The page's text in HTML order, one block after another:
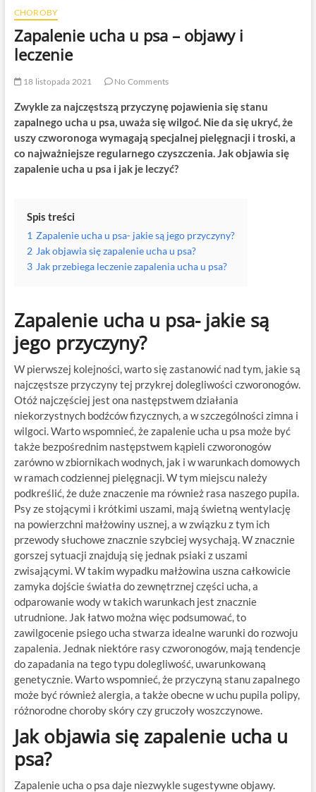
CHOROBY
Zapalenie ucha u psa – objawy i
leczenie
18 listopada 2021 No Comments
Zwykle za najczęstszą przyczynę pojawienia się stanu
zapalnego ucha u psa, uważa się wilgoć. Nie da się ukryć, że
uszy czworonoga wymagają specjalnej pielęgnacji i troski, a
co najważniejsze regularnego czyszczenia. Jak objawia się
zapalenie ucha u psa i jak je leczyć?
Spis treści
1 Zapalenie ucha u psa- jakie są jego przyczyny?
2 Jak objawia się zapalenie ucha u psa?
3 Jak przebiega leczenie zapalenia ucha u psa?
Zapalenie ucha u psa- jakie są
jego przyczyny?
W pierwszej kolejności, warto się zastanowić nad tym, jakie są
najczęstsze przyczyny tej przykrej dolegliwości czworonogów.
Otóż najczęściej jest ona następstwem działania
niekorzystnych bodźców fizycznych, a w szczególności zimna i
wilgoci. Warto wspomnieć, że zapalenie ucha u psa może być
także bezpośrednim następstwem kąpieli czworonogów
zarówno w zbiornikach wodnych, jak i w warunkach domowych
w ramach codziennej pielęgnacji. W tym miejscu należy
podkreślić, że duże znaczenie ma również rasa naszego pupila.
Psy ze stojącymi i krótkimi uszami, mają świetną wentylację
na powierzchni małżowiny usznej, a w związku z tym ich
przewody słuchowe znacznie szybciej wysychają. W znacznie
gorszej sytuacji znajdują się jednak psiaki z uszami
zwisającymi. W takim wypadku małżowina uszna całkowicie
zamyka dojście światła do zewnętrznej części ucha, a
odparowanie wody w takich warunkach jest znacznie
utrudnione. Jak łatwo można więc podsumować, to
zawilgocenie psiego ucha stwarza idealne warunki do rozwoju
zapalenia. Jednak niektóre rasy czworonogów, mają tendencje
do zapadania na tego typu dolegliwość, uwarunkowaną
genetycznie. Warto wspomnieć, że przyczyną stanu zapalnego
może być również alergia, a także obecne w uchu pupila polipy,
różnorodne choroby skóry czy gruczoły woszczynowe.
Jak objawia się zapalenie ucha u
psa?
Zapalenie ucha o psa daje niezwykle sugestywne objawy.